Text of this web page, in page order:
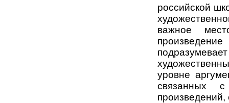
российской
важное
уровне
связанных